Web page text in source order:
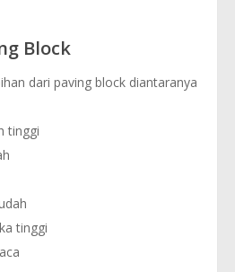
Block
dari paving block diantaranya
tinggi
tinggi